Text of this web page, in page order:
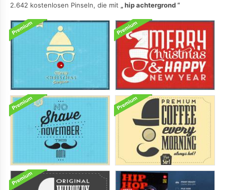
2.642 kostenlosen Pinseln, die mit
hip achtergrond